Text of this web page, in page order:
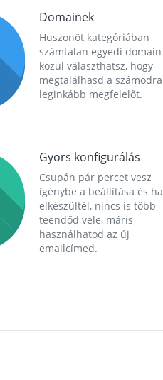
Domainek
Huszonöt kategóriában
számtalan egyedi domain
közül választhatsz, hogy
megtalálhasd a számodra
leginkább megfelelőt.
Gyors konfigurálás
Csupán pár percet vesz
igénybe a beállítása és ha
elkészültél, nincs is több
teendőd vele, máris
használhatod az új
emailcímed.